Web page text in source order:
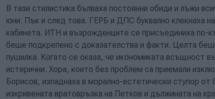
В тази стилистика бълваха постоянни обиди и лъжи
юни. Пък и след това. ГЕРБ и ДПС буквално клекнаха
кабинета. ИТН и възрожденците се присъединиха по-
беше подкрепено с доказателства и факти. Целта
пушилка. Когато се оказа, че икономиката всъщност
истерични. Хора, които без проблем са приемали
Борисов, изпаднаха в морално-естетически ступор от
изкривената вратовръзка на Петков и дължината на